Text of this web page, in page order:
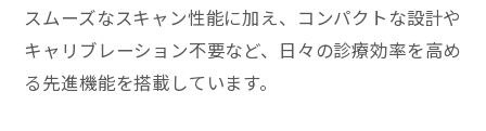
スムーズなスキャン性能に加え、コンパクトな設計や
キャリブレーション不要など、日々の診療効率を高め
る先進機能を搭載しています。